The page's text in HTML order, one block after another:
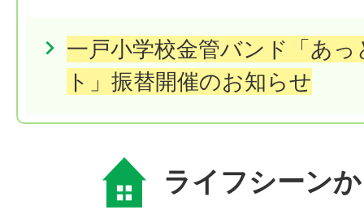
一戸小学校金管バンド「あ
ト」振替開催のお知らせ
ライフシーン